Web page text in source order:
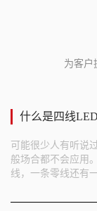
为客户
什么是四线
可能很少人有听说
般场合都不会应用
线，一条零线还有一